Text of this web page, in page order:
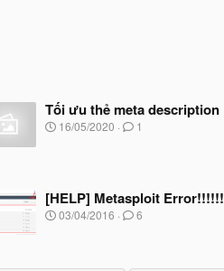
Tối ưu thẻ meta description
N
ắ
t
16/05/2020 1
[HELP] Metasploit Error!!!!!!
N
03/04/2016 6